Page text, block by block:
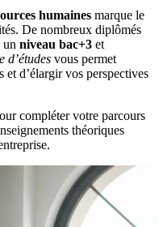
humaines marque le
De nombreux diplômés
un niveau bac+3 et
d’études vous permet
et d’élargir vos perspectives
compléter votre parcours
théoriques